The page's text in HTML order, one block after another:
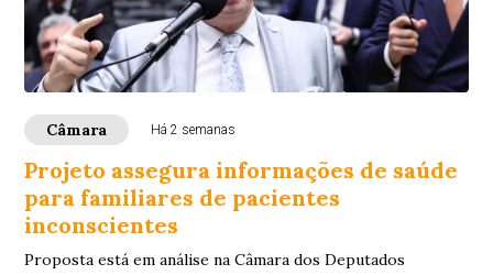
Câmara Há 2 semanas
Projeto assegura informações de saúde
para familiares de pacientes
inconscientes
Proposta está em análise na Câmara dos Deputados